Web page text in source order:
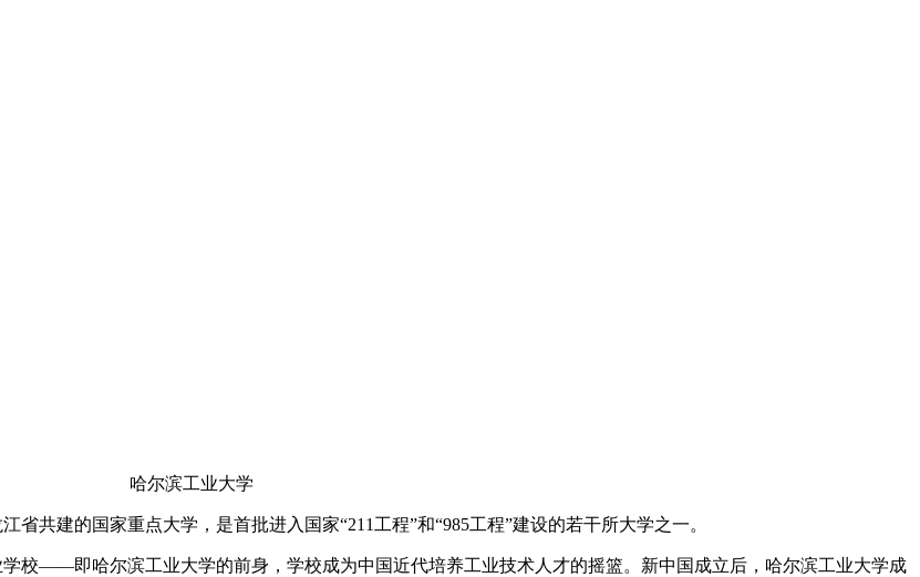
哈尔滨工业大学
省共建的国家重点大学，是首批进入国家“211 工程”和“985工程”建设的若干所大学之一。
校——即哈尔滨工业大学的前身，学校成为中国近代培养工业技术人才的摇篮。新中国成立后，哈尔滨工业大学成